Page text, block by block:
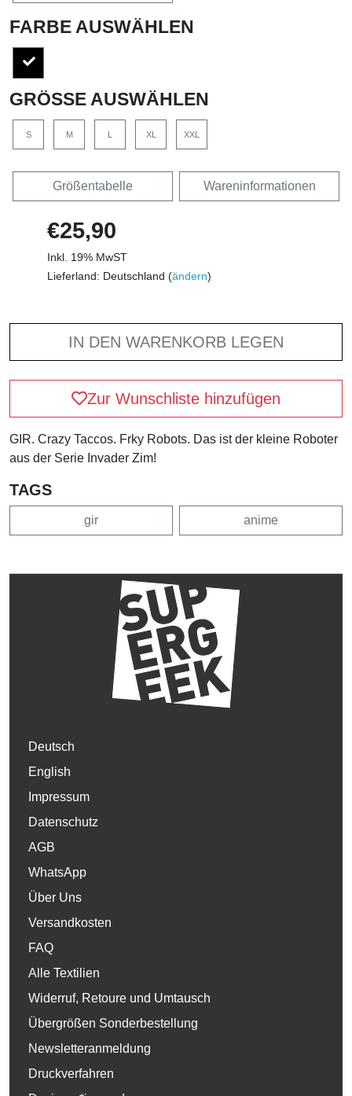
FARBE AUSWÄHLEN
GRÖSSE AUSWÄHLEN
S M L XL XXL
Größentabelle Wareninformationen
€25,90
Inkl. 19% MwST
Lieferland: Deutschland (ändern)
IN DEN WARENKORB LEGEN
Zur Wunschliste hinzufügen
GIR. Crazy Taccos. Frky Robots. Das ist der kleine Roboter
aus der Serie Invader Zim!
TAGS
gir anime
Deutsch
English
Impressum
Datenschutz
AGB
WhatsApp
Über Uns
Versandkosten
FAQ
Alle Textilien
Widerruf, Retoure und Umtausch
Übergrößen Sonderbestellung
Newsletteranmeldung
Druckverfahren